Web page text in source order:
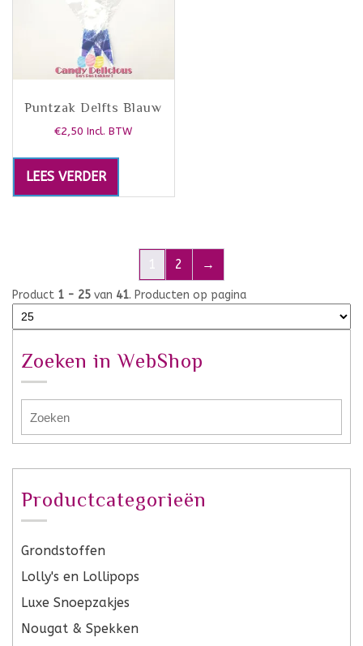
Puntzak Delfts Blauw
€2,50 Incl. BTW
LEES VERDER
1 2 →
Product 1 - 25 van 41. Producten op pagina
Zoeken in WebShop
Productcategorieën
Grondstoffen
Lolly's en Lollipops
Luxe Snoepzakjes
Nougat & Spekken